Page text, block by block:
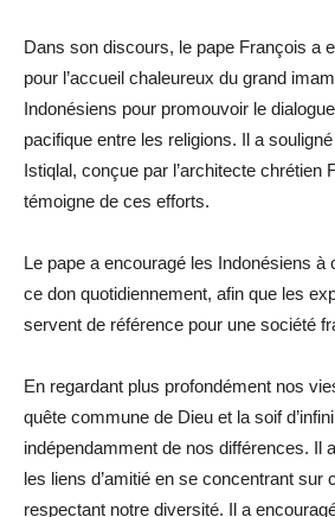
Dans son discours, le pape François a
pour l’accueil chaleureux du grand
Indonésiens pour promouvoir le
pacifique entre les religions. Il a
Istiqlal, conçue par l’architecte chrétien
témoigne de ces efforts.
Le pape a encouragé les Indonésiens à
ce don quotidiennement, afin que les
servent de référence pour une société
En regardant plus profondément nos
quête commune de Dieu et la soif
indépendamment de nos différences. Il
les liens d’amitié en se concentrant sur
respectant notre diversité. Il a